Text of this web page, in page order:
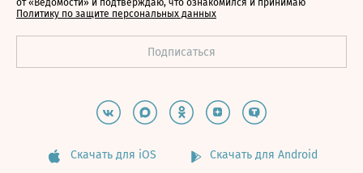
от «Ведомости» и подтверждаю, что ознакомился и принимаю
Политику по защите персональных данных
Скачать для iOS Скачать для Android